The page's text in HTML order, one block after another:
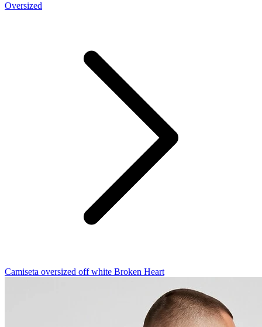
Oversized
Camiseta oversized off white Broken Heart